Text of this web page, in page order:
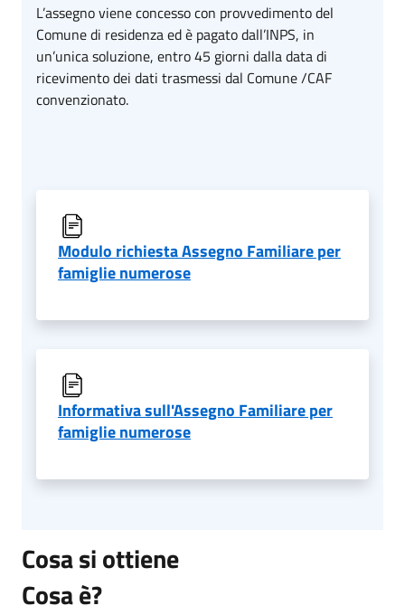
L’assegno viene concesso con provvedimento del
Comune di residenza ed è pagato dall’INPS, in
un’unica soluzione, entro 45 giorni dalla data di
ricevimento dei dati trasmessi dal Comune /CAF
convenzionato.
Modulo richiesta Assegno Familiare per
famiglie numerose
Informativa sull'Assegno Familiare per
famiglie numerose
Cosa si ottiene
Cosa è?